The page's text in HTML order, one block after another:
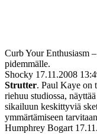
Curb Your Enthusiasm
pidemmälle.
Shocky 17.11.2008
Strutter. Paul Kaye on
riehuu studiossa,
sikailuun keskittyviä
ymmärtämiseen
Humphrey Bogart